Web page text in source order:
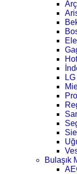
Bulaşık